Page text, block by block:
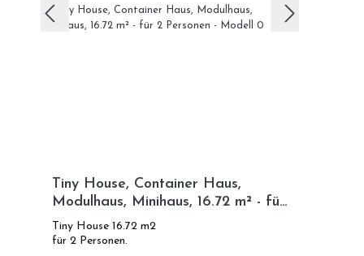
Tiny House, Container Haus,
Modulhaus, Minihaus, 16.72 m² - für
2 Personen - Modell 0
Tiny House 16.72 m2
für 2 Personen.